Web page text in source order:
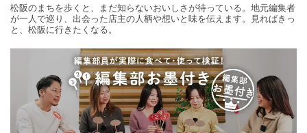
松阪のまちを歩くと、まだ知らないおいしさが待っている。地元編集者
が一人で巡り、出会った店主の人柄や想いと味を伝えます。見ればきっ
と、松阪に行きたくなる。